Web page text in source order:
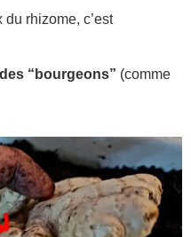
rhizome, c’est
“bourgeons” (comme